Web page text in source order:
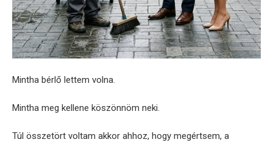
Mintha bérlő lettem volna.
Mintha meg kellene köszönnöm neki.
Túl összetört voltam akkor ahhoz, hogy megértsem, a